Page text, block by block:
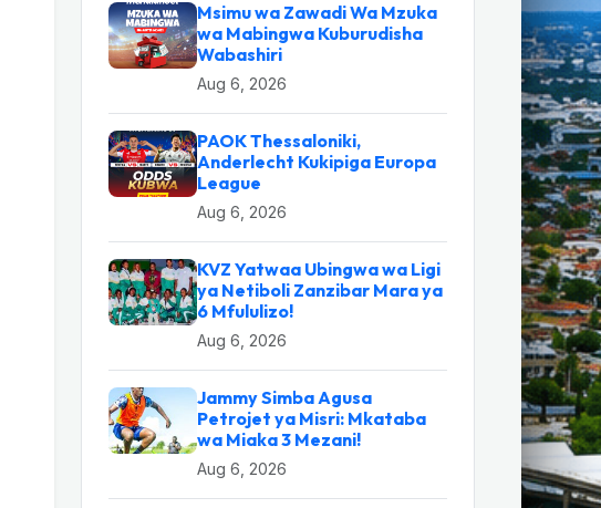
Msimu wa Zawadi Wa Mzuka
wa Mabingwa Kuburudisha
Wabashiri
Aug 6, 2026
PAOK Thessaloniki,
Anderlecht Kukipiga Europa
League
Aug 6, 2026
KVZ Yatwaa Ubingwa wa Ligi
ya Netiboli Zanzibar Mara ya
6 Mfululizo!
Aug 6, 2026
Jammy Simba Agusa
Petrojet ya Misri: Mkataba
wa Miaka 3 Mezani!
Aug 6, 2026